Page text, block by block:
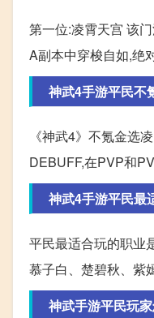
第一位:凌霄天宫 该
A副本中穿梭自如,绝
神武4手游平民不
《神武4》不氪金选
DEBUFF,在PVP和
神武4手游平民最
平民最适合玩的职业
慕子白、楚碧秋、紫
神武手游平民玩